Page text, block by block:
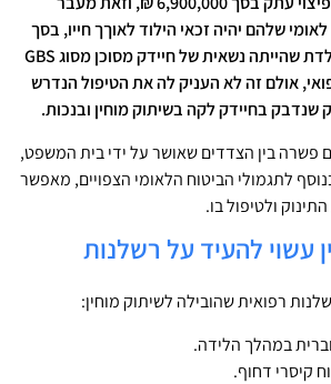
שלהם יהיה זכאי הילוד לאוךך חייו, בסך
GBS
אולם זה לא העניק לה את הטיפול הנדרש
שנדבק בחיידק לקה בשיתוק מוחין ובנכות.
פשרה בין הצדדים שאושר על ידי בית המשפט,
לתגמולי הביטוח הלאומי הצפויים, מאפשר
ולטיפול בו.
עשוי להעיד על רשלנות
רפואית שהובילה לשיתוק מוחין:
במהלך הלידה.
קיסרי דחוף.